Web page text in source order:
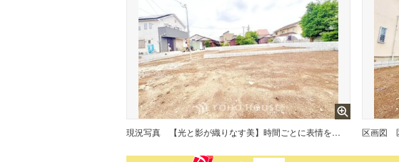
現況写真 【光と影が織りなす美】時間ごとに表情を変える外観。 区画図